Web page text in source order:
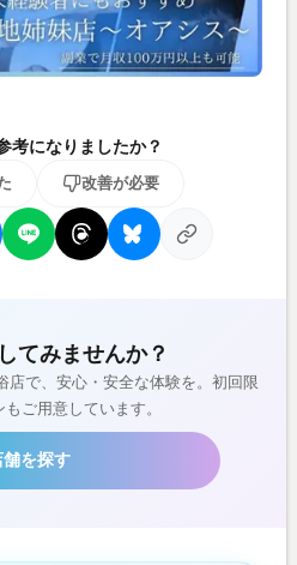
考になりましたか？
改善が必要
てみませんか？
で、安心・安全な体験を。初回限
ご用意しています。
舗を探す